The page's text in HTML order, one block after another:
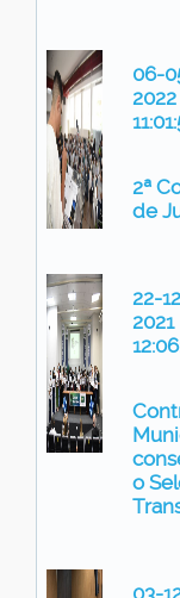
06-
2022
2ª
de
22-
2021
o
03-